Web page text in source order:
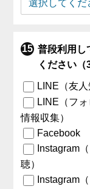
普段利用し
ください（
LINE（友
LINE（フ
情報収集）
Facebook
Instagram
聴）
Instagram